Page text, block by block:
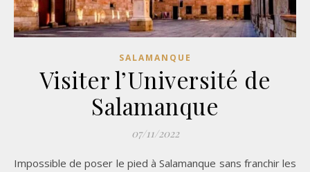
SALAMANQUE
Visiter l’Université de
Salamanque
07/11/2022
Impossible de poser le pied à Salamanque sans franchir les